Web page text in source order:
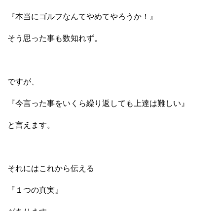
『本当にゴルフなんてやめてやろうか！』
そう思った事も数知れず。
ですが、
『今言った事をいくら繰り返しても上達は難しい』
と言えます。
それにはこれから伝える
『１つの真実』